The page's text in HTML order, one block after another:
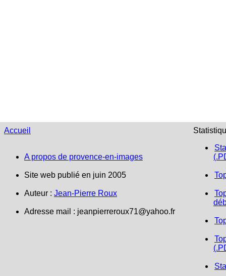
Accueil
A propos de provence-en-images
Site web publié en juin 2005
Auteur : Jean-Pierre Roux
Adresse mail : jeanpierreroux71@yahoo.fr